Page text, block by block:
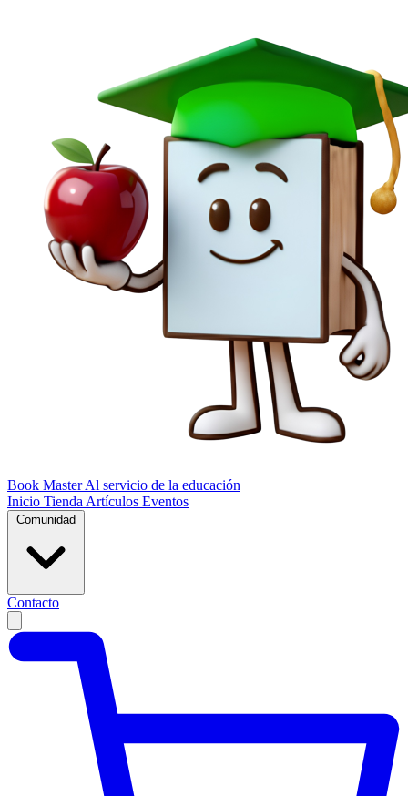
Book Master Al servicio de la educación
Inicio Tienda Artículos Eventos
Comunidad
Contacto